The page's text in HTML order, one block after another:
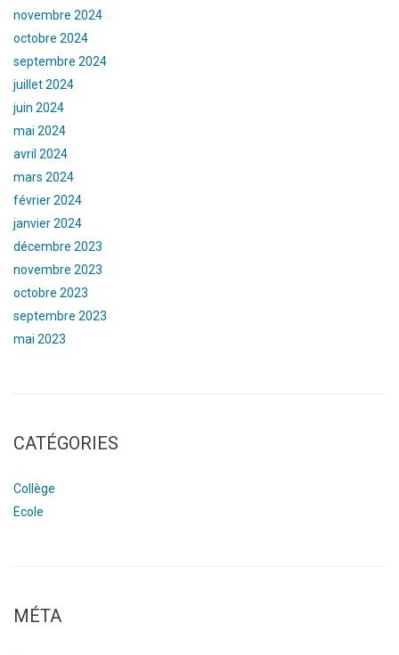
novembre 2024
octobre 2024
septembre 2024
juillet 2024
juin 2024
mai 2024
avril 2024
mars 2024
février 2024
janvier 2024
décembre 2023
novembre 2023
octobre 2023
septembre 2023
mai 2023
CATÉGORIES
Collège
Ecole
MÉTA